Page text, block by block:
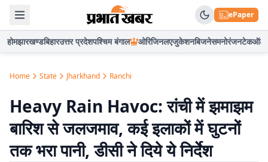
ePaper
होमझारखण्डबिहारउत्तर प्रदेशपश्चिम बंगाल ओरिजिनलएजुकेशनबिजनेसमनोरंजनटेकऑटो
Home State Jharkhand Ranchi
Heavy Rain Havoc: रांची में झमाझम
बारिश से जलजमाव, कई इलाकों में घुटनों
तक भरा पानी, डीसी ने दिये ये निर्देश